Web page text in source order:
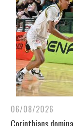
06/08/2026